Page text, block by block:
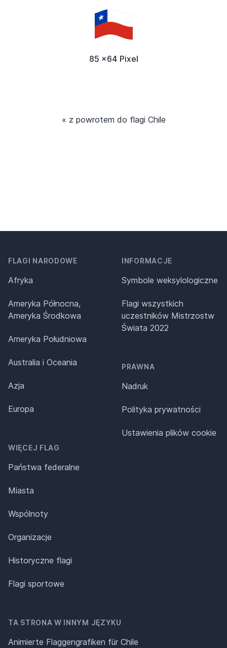
85 x64 Pixel
« z powrotem do flagi Chile
FLAGI NARODOWE
Afryka
Ameryka Północna,
Ameryka Środkowa
Ameryka Południowa
Australia i Oceania
Azja
Europa
WIĘCEJ FLAG
Państwa federalne
Miasta
Wspólnoty
Organizacje
Historyczne flagi
Flagi sportowe
INFORMACJE
Symbole weksylologiczne
Flagi wszystkich
uczestników Mistrzostw
Świata 2022
PRAWNA
Nadruk
Polityka prywatności
Ustawienia plików cookie
TA STRONA W INNYM JĘZYKU
Animierte Flaggengrafiken für Chile